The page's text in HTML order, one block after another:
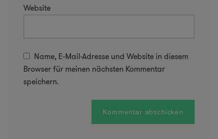
Website
Name, E-Mail-Adresse und Website in diesem
Browser für meinen nächsten Kommentar
speichern.